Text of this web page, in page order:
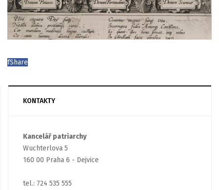
fShare
KONTAKTY
Kancelář patriarchy
Wuchterlova 5
160 00 Praha 6 - Dejvice
tel.: 724 535 555